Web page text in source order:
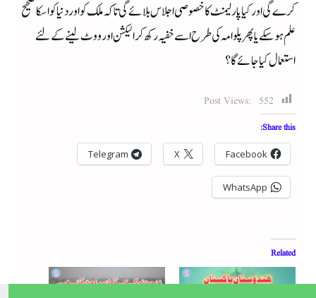
کرے گی اور کیا پارلیمنٹ کا خصوصی اجلاس بلائے گی تاکہ ملک کو اور دنیا کو اسکا صحیح
علم ہوسکے یاپھر پلوامہ کی طرح اسے خفیہ رکھ کر الیکشن اور ووٹ لینے کے لئے
استعمال کیا جائے گا؟
Post Views: 552
Share this:
Facebook
X
Telegram
WhatsApp
Related